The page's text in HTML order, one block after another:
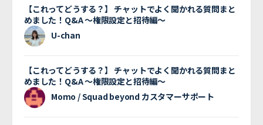
【これってどうする？】 チャットでよく聞かれる質問まと
めました！Q&A 〜権限設定と招待編〜
U-chan
【これってどうする？】 チャットでよく聞かれる質問まと
めました！Q&A 〜権限設定と招待編〜
Momo / Squad beyond カスタマーサポート